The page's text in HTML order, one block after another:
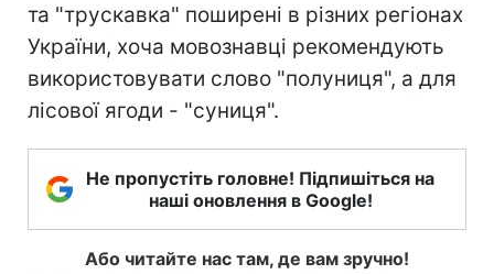
та "трускавка" поширені в різних регіонах
України, хоча мовознавці рекомендують
використовувати слово "полуниця", а для
лісової ягоди - "суниця".
Не пропустіть головне! Підпишіться на
наші оновлення в Google!
Або читайте нас там, де вам зручно!